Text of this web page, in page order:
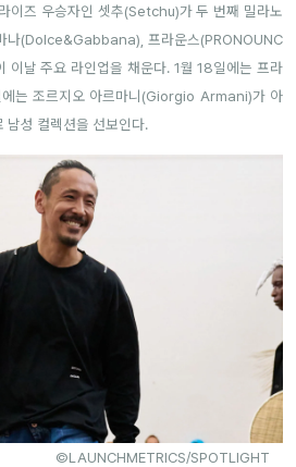
이즈 우승자인 셋추(Setchu)가 두 번째 밀라노
나(Dolce&Gabbana), 프라운스(PRONOUNC
이날 주요 라인업을 채운다. 1월 18일에는 프라
는 조르지오 아르마니(Giorgio Armani)가 아
남성 컬렉션을 선보인다.
©LAUNCHMETRICS/SPOTLIGHT